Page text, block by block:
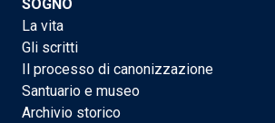
SOGNO
La vita
Gli scritti
Il processo di canonizzazione
Santuario e museo
Archivio storico